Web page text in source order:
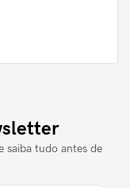
saiba tudo antes de